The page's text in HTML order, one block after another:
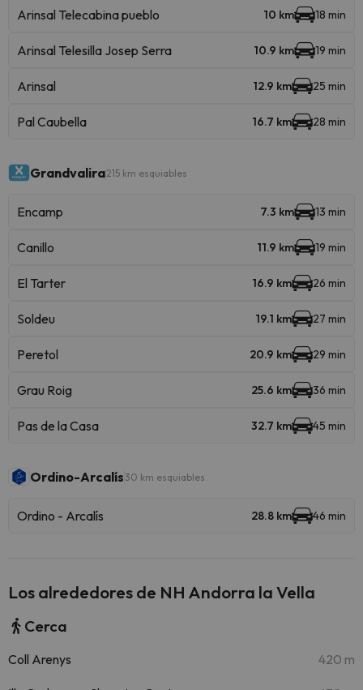
Arinsal Telecabina pueblo 10 km 18 min
Arinsal Telesilla Josep Serra 10.9 km 19 min
Arinsal 12.9 km 25 min
Pal Caubella 16.7 km 28 min
Grandvalira215 km esquiables
Encamp 7.3 km 13 min
Canillo 11.9 km 19 min
El Tarter 16.9 km 26 min
Soldeu 19.1 km 27 min
Peretol 20.9 km 29 min
Grau Roig 25.6 km 36 min
Pas de la Casa 32.7 km 45 min
Ordino-Arcalís 30 km esquiables
Ordino - Arcalís 28.8 km 46 min
Los alrededores de NH Andorra la Vella
Cerca
Coll Arenys 420 m